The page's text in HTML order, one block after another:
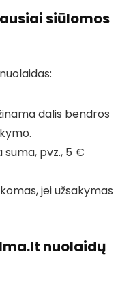
siūlomos
dalis bendros
pvz., 5 €
jei užsakymas
nuolaidų